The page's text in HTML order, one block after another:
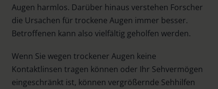
Augen harmlos. Darüber hinaus verstehen Forscher
die Ursachen für trockene Augen immer besser.
Betroffenen kann also vielfältig geholfen werden.
Wenn Sie wegen trockener Augen keine
Kontaktlinsen tragen können oder Ihr Sehvermögen
eingeschränkt ist, können vergrößernde Sehhilfen